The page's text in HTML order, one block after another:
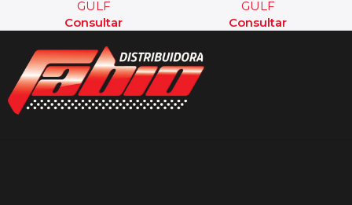
GULF
Consultar
GULF
Consultar